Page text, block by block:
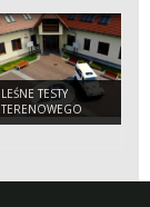
LEŚNE TESTY
TERENOWEGO
ELEKTRYKA